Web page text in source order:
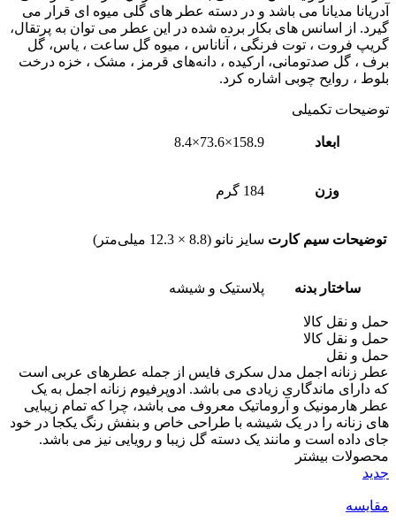
آدریانا مدیانا می باشد و در دسته عطر های گلی میوه ای قرار می
گیرد. از اسانس های بکار برده شده در این عطر می توان به پرتقال،
گریپ فروت ، توت فرنگی ، آناناس ، میوه گل ساعت ، یاس، گل
برف ، گل صدتومانی، ارکیده ، دانه‌های قرمز ، مشک ، خزه درخت
بلوط ، روایح چوبی اشاره کرد.
توضیحات تکمیلی
ابعاد 158.9×73.6×8.4
وزن 184 گرم
توضیحات سیم کارت سایز نانو (8.8 × 12.3 میلی‌متر)
ساختار بدنه پلاستیک و شیشه
حمل و نقل کالا
حمل و نقل کالا
حمل و نقل
عطر زنانه اجمل مدل سکری فایس از جمله عطرهای عربی است
که دارای ماندگاری زیادی می باشد. ادوپرفیوم زنانه اجمل به یک
عطر هارمونیک و آروماتیک معروف می باشد، چرا که تمام زیبایی
های زنانه را در یک شیشه با طراحی خاص و بنفش رنگ یکجا در خود
جای داده است و مانند یک دسته گل زیبا و رویایی نیز می باشد.
محصولات بیشتر
جدید
مقایسه